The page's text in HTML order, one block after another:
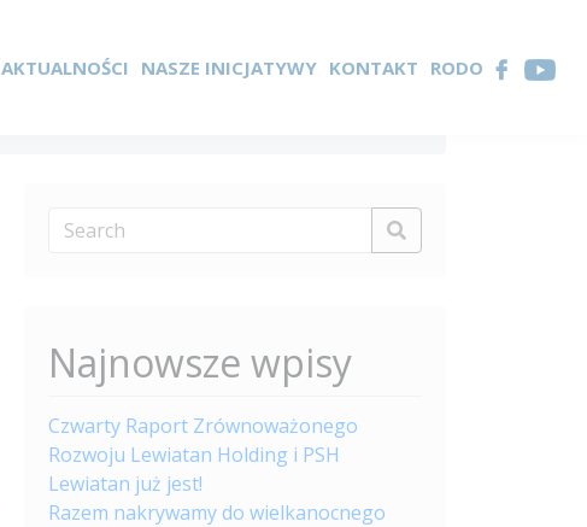
AKTUALNOŚCI NASZE INICJATYWY KONTAKT RODO
Najnowsze wpisy
Czwarty Raport Zrównoważonego
Rozwoju Lewiatan Holding i PSH
Lewiatan już jest!
Razem nakrywamy do wielkanocnego